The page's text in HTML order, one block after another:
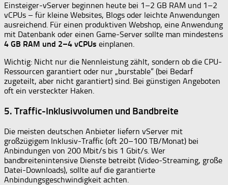
Einsteiger-vServer beginnen heute bei 1–2 GB RAM und 1–2
vCPUs – für kleine Websites, Blogs oder leichte Anwendungen
ausreichend. Für einen produktiven Webshop, eine Anwendung
mit Datenbank oder einen Game-Server sollte man mindestens
4 GB RAM und 2–4 vCPUs einplanen.
Wichtig: Nicht nur die Nennleistung zählt, sondern ob die CPU-
Ressourcen garantiert oder nur „burstable“ (bei Bedarf
zugeteilt, aber nicht garantiert) sind. Bei günstigen Angeboten
oft ein versteckter Haken.
5. Traffic-Inklusivvolumen und Bandbreite
Die meisten deutschen Anbieter liefern vServer mit
großzügigem Inklusiv-Traffic (oft 20–100 TB/Monat) bei
Anbindungen von 200 Mbit/s bis 1 Gbit/s. Wer
bandbreitenintensive Dienste betreibt (Video-Streaming, große
Datei-Downloads), sollte auf die garantierte
Anbindungsgeschwindigkeit achten.